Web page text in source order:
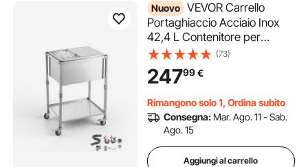
Nuovo VEVOR Carrello
Portaghiaccio Acciaio Inox
42,4 L Contenitore per
Ghiaccio, Carrello Frigo con
Ruote Coperchio Scorrevole,
660 x 505 x 985 mm,
Bevande Fredde Cortile
(73)
24799€
Rimangono solo 1, Ordina subito
Consegna: Mar. Ago. 11 - Sab.
Ago. 15
Aggiungi al carrello